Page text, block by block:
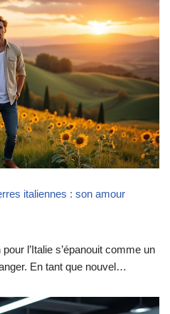
italiennes : son amour
l’Italie s’épanouit comme un
En tant que nouvel…